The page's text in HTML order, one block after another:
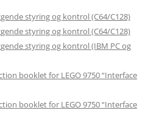
styring og kontrol (C64/C128)
styring og kontrol (C64/C128)
styring og kontrol (IBM PC og
booklet for LEGO 9750 “Interface
booklet for LEGO 9750 “Interface